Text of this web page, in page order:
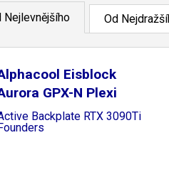
Nejlevnějšího Od
Eisblock
GPX-N Plexi
Backplate RTX 3090Ti